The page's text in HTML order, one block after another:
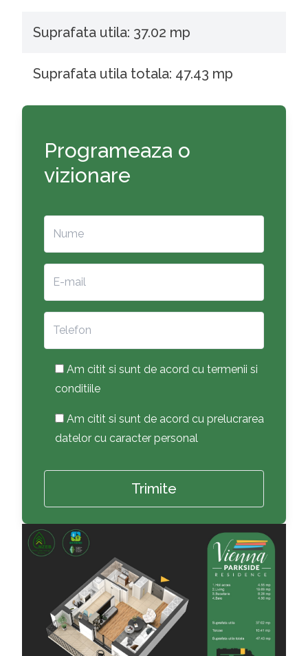
Suprafata utila: 37.02 mp
Suprafata utila totala: 47.43 mp
Programeaza o
vizionare
Am citit si sunt de acord cu termenii si
conditiile
Am citit si sunt de acord cu prelucrarea
datelor cu caracter personal